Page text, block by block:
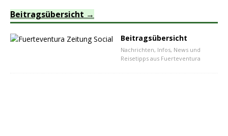
Beitragsübersicht
Beitragsübersicht
Nachrichten, Infos, News und
Reisetipps aus Fuerteventura